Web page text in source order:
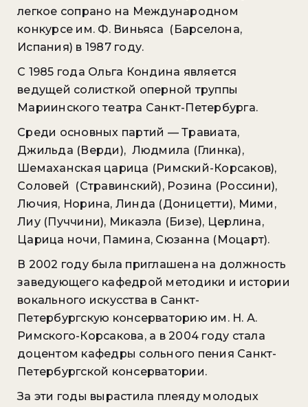
легкое сопрано на Международном
конкурсе им. Ф. Виньяса (Барселона,
Испания) в 1987 году.
С 1985 года Ольга Кондина является
ведущей солисткой оперной труппы
Мариинского театра Санкт-Петербурга.
Среди основных партий — Травиата,
Джильда (Верди), Людмила (Глинка),
Шемаханская царица (Римский-Корсаков),
Соловей (Стравинский), Розина (Россини),
Лючия, Норина, Линда (Доницетти), Мими,
Лиу (Пуччини), Микаэла (Бизе), Церлина,
Царица ночи, Памина, Сюзанна (Моцарт).
В 2002 году была приглашена на должность
заведующего кафедрой методики и истории
вокального искусства в Санкт-
Петербургскую консерваторию им. Н. А.
Римского-Корсакова, а в 2004 году стала
доцентом кафедры сольного пения Санкт-
Петербургской консерватории.
За эти годы вырастила плеяду молодых